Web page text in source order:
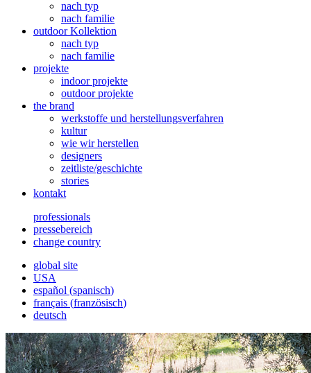
nach typ
nach familie
outdoor Kollektion
nach typ
nach familie
projekte
indoor projekte
outdoor projekte
the brand
werkstoffe und herstellungsverfahren
kultur
wie wir herstellen
designers
zeitliste/geschichte
stories
kontakt
professionals
pressebereich
change country
global site
USA
español (spanisch)
français (französisch)
deutsch